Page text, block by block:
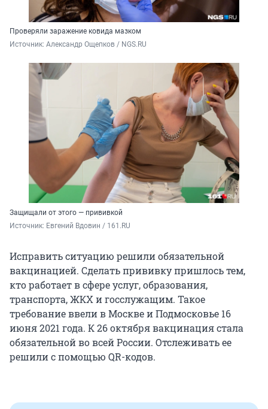
Проверяли заражение ковида мазком
Источник: Александр Ощепков / NGS.RU
Защищали от этого — прививкой
Источник: Евгений Вдовин / 161.RU
Исправить ситуацию решили обязательной
вакцинацией. Сделать прививку пришлось тем,
кто работает в сфере услуг, образования,
транспорта, ЖКХ и госслужащим. Такое
требование ввели в Москве и Подмосковье 16
июня 2021 года. К 26 октября вакцинация стала
обязательной во всей России. Отслеживать ее
решили с помощью QR-кодов.